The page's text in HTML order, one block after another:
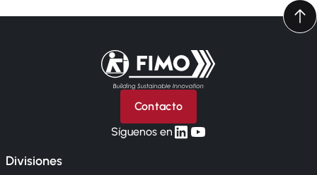
Volver a la página principal
Contacto
Síguenos enlinkedin
yt
Divisiones